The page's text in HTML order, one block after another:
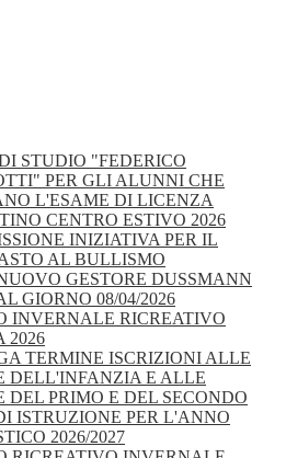
STUDIO "FEDERICO
PER GLI ALUNNI CHE
L'ESAME DI LICENZA
CENTRO ESTIVO 2026
INIZIATIVA PER IL
AL BULLISMO
GESTORE DUSSMANN
GIORNO 08/04/2026
INVERNALE RICREATIVO
2026
TERMINE ISCRIZIONI ALLE
DELL'INFANZIA E ALLE
DEL PRIMO E DEL SECONDO
ISTRUZIONE PER L'ANNO
2026/2027